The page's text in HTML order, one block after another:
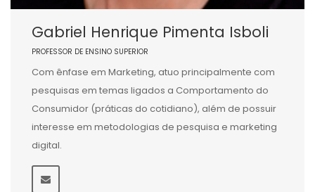
Gabriel Henrique Pimenta Isboli
PROFESSOR DE ENSINO SUPERIOR
Com ênfase em Marketing, atuo principalmente com
pesquisas em temas ligados a Comportamento do
Consumidor (práticas do cotidiano), além de possuir
interesse em metodologias de pesquisa e marketing
digital.